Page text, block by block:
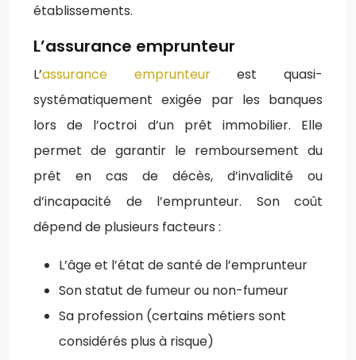
établissements.
L’assurance emprunteur
L’assurance emprunteurest quasi-
systématiquement exigée par les banques
lors de l’octroi d’un prêt immobilier. Elle
permet de garantir le remboursement du
prêt en cas de décès, d’invalidité ou
d’incapacité de l’emprunteur. Son coût
dépend de plusieurs facteurs :
L’âge et l’état de santé de l’emprunteur
Son statut de fumeur ou non-fumeur
Sa profession (certains métiers sont
considérés plus à risque)